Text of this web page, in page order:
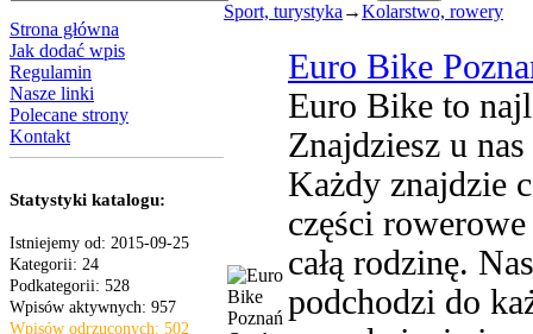
Strona główna
Jak dodać wpis
Regulamin
Nasze linki
Polecane strony
Kontakt
Statystyki katalogu:
Istniejemy od: 2015-09-25
Kategorii: 24
Podkategorii: 528
Wpisów aktywnych: 957
Wpisów odrzuconych: 502
Sport, turystyka →Kolarstwo, rowery
Euro Bike
Euro Bike to
Znajdziesz u
Każdy znajdzie
części
całą rodzinę.
podchodzi do